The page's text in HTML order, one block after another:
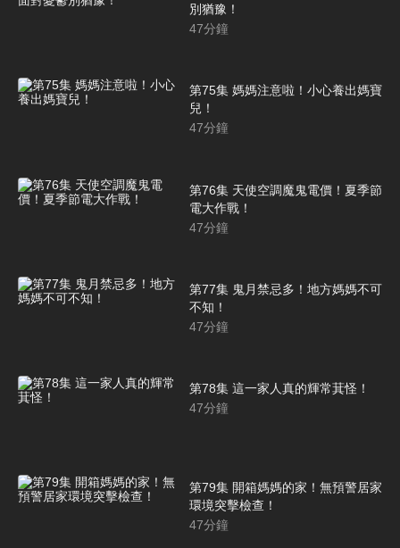
別猶豫！
47分鐘
第75集 媽媽注意啦！小心養出媽寶
兒！
47分鐘
第76集 天使空調魔鬼電價！夏季節
電大作戰！
47分鐘
第77集 鬼月禁忌多！地方媽媽不可
不知！
47分鐘
第78集 這一家人真的輝常萁怪！
47分鐘
第79集 開箱媽媽的家！無預警居家
環境突擊檢查！
47分鐘